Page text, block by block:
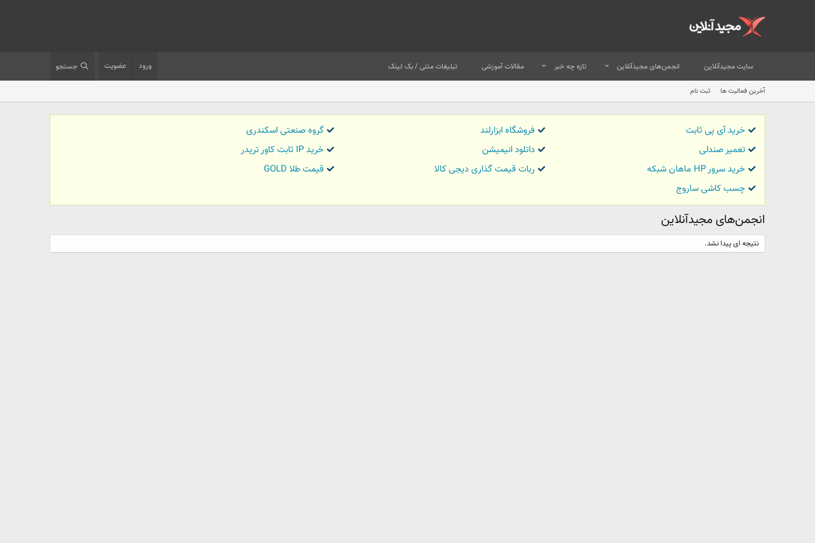
سایت مجیدآنلاین انجمن‌های مجیدآنلاین تازه چه خبر مقالات آموزشی تبلیغات متنی / بک لینک ورود عضویت جستجو
آخرین فعالیت ها ثبت نام
خرید آی پی ثابت فروشگاه ابزارلند
گروه صنعتی اسکندری
تعمیر صندلی
داتلود انیمیشن
خرید IP ثابت کاور تریدر
خرید سرور HP ماهان شبکه
ربات قیمت گذاری دیجی کالا
قیمت طلا GOLD
چسب کاشی ساروج
انجمن‌های مجیدآنلاین
نتیجه ای پیدا نشد.